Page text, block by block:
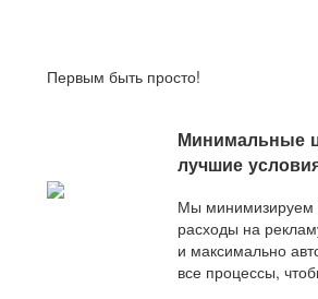
Первым быть просто!
Минимальные
лучшие
Мы минимизируем
расходы на
и максимально
все процессы,